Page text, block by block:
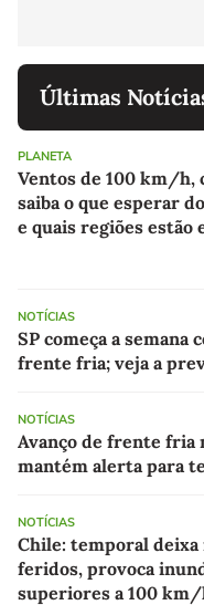
Últimas
PLANETA
Ventos de 100 km/h,
saiba o que esperar
e quais regiões estão
NOTÍCIAS
SP começa a semana
frente fria; veja a
NOTÍCIAS
Avanço de frente fria
mantém alerta para
NOTÍCIAS
Chile: temporal deixa
feridos, provoca
superiores a 100